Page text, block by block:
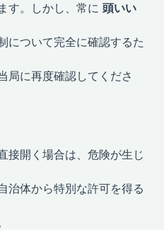
す。しかし、常に 頭いい
について完全に確認するた
局に再度確認してくださ
接開く場合は、危険が生じ
治体から特別な許可を得る